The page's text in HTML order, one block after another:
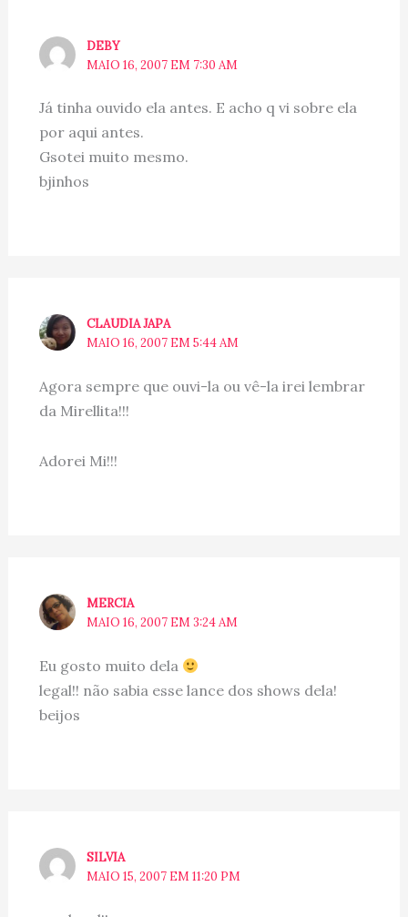
DEBY
MAIO 16, 2007 EM 7:30 AM
Já tinha ouvido ela antes. E acho q vi sobre ela
por aqui antes.
Gsotei muito mesmo.
bjinhos
CLAUDIA JAPA
MAIO 16, 2007 EM 5:44 AM
Agora sempre que ouvi-la ou vê-la irei lembrar
da Mirellita!!!
Adorei Mi!!!
MERCIA
MAIO 16, 2007 EM 3:24 AM
Eu gosto muito dela
legal!! não sabia esse lance dos shows dela!
beijos
SILVIA
MAIO 15, 2007 EM 11:20 PM